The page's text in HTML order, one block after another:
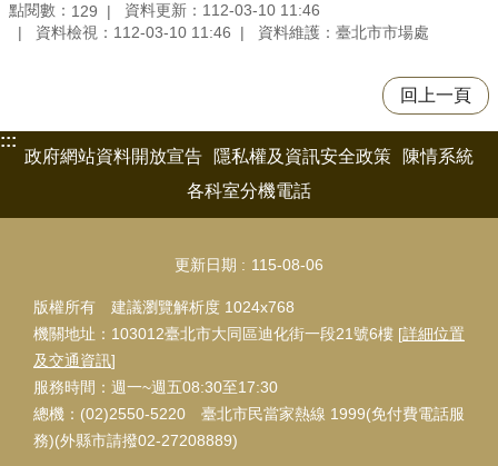
點閱數： 129
資料更新：112-03-10 11:46
資料檢視：112-03-10 11:46
資料維護：臺北市市場處
回上一頁
:::
政府網站資料開放宣告
隱私權及資訊安全政策
陳情系統
各科室分機電話
更新日期 115-08-06
版權所有 建議瀏覽解析度 1024x768
機關地址：103012臺北市大同區迪化街一段21號6樓 [詳細位置
及交通資訊]
服務時間：週一~週五08:30至17:30
總機：(02)2550-5220 臺北市民當家熱線 1999(免付費電話服
務)(外縣市請撥02-27208889)